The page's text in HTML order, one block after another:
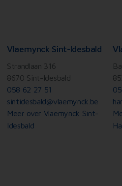
Vlaemynck Sint-Idesbald
Strandlaan 316
8670 Sint-Idesbald
058 62 27 51
sintidesbald@vlaemynck.be
Meer over Vlaemynck Sint-
Idesbald